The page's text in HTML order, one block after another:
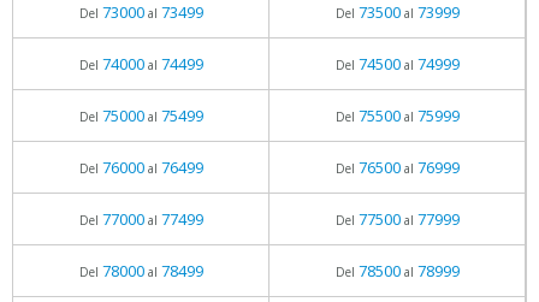
Del 73000al 73499 Del 73500al 73999
Del 74000al 74499 Del 74500al 74999
Del 75000al 75499 Del 75500al 75999
Del 76000al 76499 Del 76500al 76999
Del 77000al 77499 Del 77500al 77999
Del 78000al 78499 Del 78500al 78999